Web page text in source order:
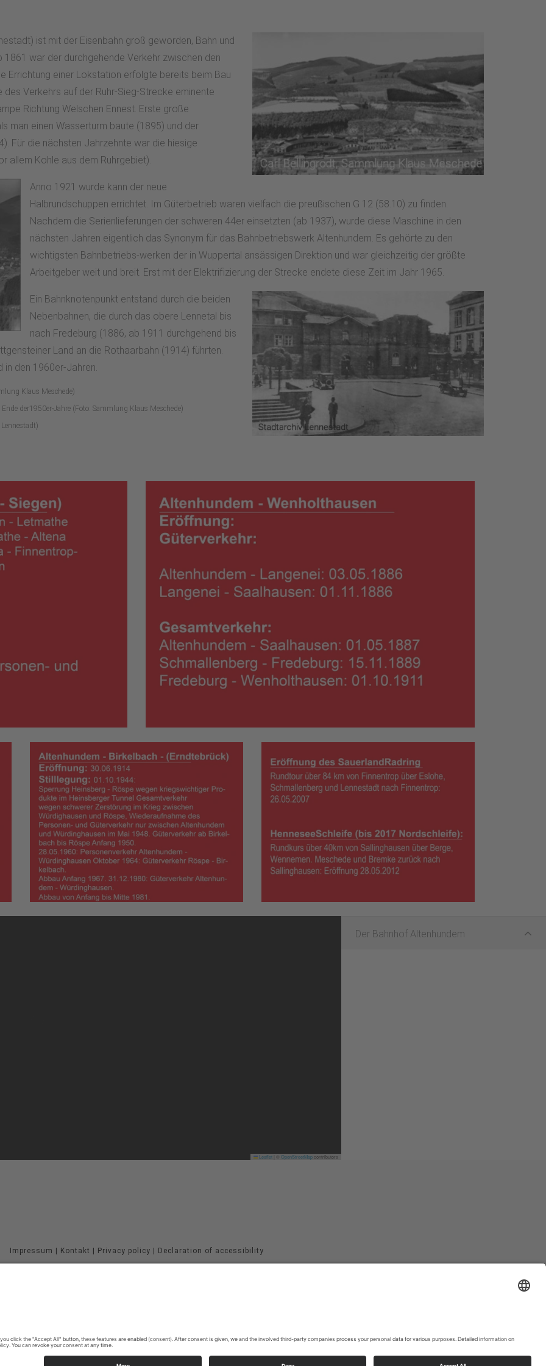
ist mit der Eisenbahn groß geworden, Bahn und
1861 war der durchgehende Verkehr zwischen den
Errichtung einer Lokstation erfolgte bereits beim Bau
Verkehrs auf der Ruhr-Sieg-Strecke eminente
Richtung Welschen Ennest. Erste große
man einen Wasserturm baute (1895) und der
Für die nächsten Jahrzehnte war die hiesige
allem Kohle aus dem Ruhrgebiet).
Anno 1921 wurde kann der neue
Halbrundschuppen errichtet. Im Güterbetrieb waren vielfach die preußischen G 12 (58.10) zu finden.
Nachdem die Serienlieferungen der schweren 44er einsetzten (ab 1937), wurde diese Maschine in den
nächsten Jahren eigentlich das Synonym für das Bahnbetriebswerk Altenhundem. Es gehörte zu den
wichtigsten Bahnbetriebs-werken der in Wuppertal ansässigen Direktion und war gleichzeitig der größte
Arbeitgeber weit und breit. Erst mit der Elektrifizierung der Strecke endete diese Zeit im Jahr 1965.
Ein Bahnknotenpunkt entstand durch die beiden
Nebenbahnen, die durch das obere Lennetal bis
nach Fredeburg (1886, ab 1911 durchgehend bis
Land an die Rothaarbahn (1914) führten.
in den 1960er-Jahren.
Klaus Meschede)
der1950er-Jahre (Foto: Sammlung Klaus Meschede)
Der Bahnhof Altenhundem
Leaflet OpenStreetMapcontributors
Impressum | Kontakt | Privacy policy | Declaration of accessibility
Cookie-Einstellungen